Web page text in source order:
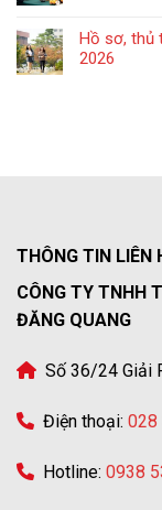
Hồ sơ, thủ
2026
THÔNG TIN LIÊN
CÔNG TY TNHH
ĐĂNG QUANG
Số 36/24 Giải
Điện thoại: 028
Hotline: 0938